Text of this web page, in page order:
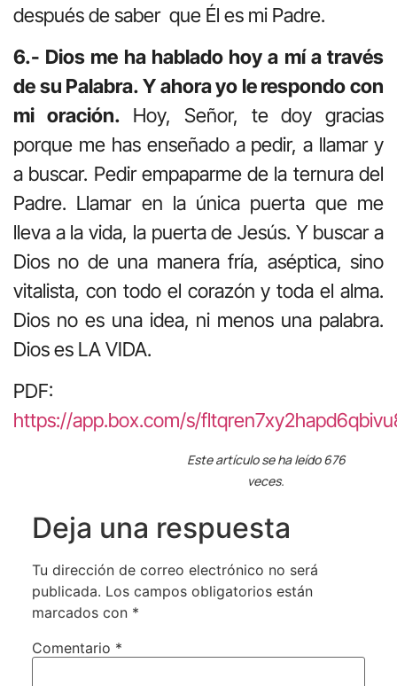
después de saber que Él es mi Padre.
6.- Dios me ha hablado hoy a mí a través
de su Palabra. Y ahora yo le respondo con
mi oración. Hoy, Señor, te doy gracias
porque me has enseñado a pedir, a llamar y
a buscar. Pedir empaparme de la ternura del
Padre. Llamar en la única puerta que me
lleva a la vida, la puerta de Jesús. Y buscar a
Dios no de una manera fría, aséptica, sino
vitalista, con todo el corazón y toda el alma.
Dios no es una idea, ni menos una palabra.
Dios es LA VIDA.
PDF:
https://app.box.com/s/
Este artículo se ha leído 676
veces.
Deja una respuesta
Tu dirección de correo electrónico no será
publicada. Los campos obligatorios están
marcados con *
Comentario *